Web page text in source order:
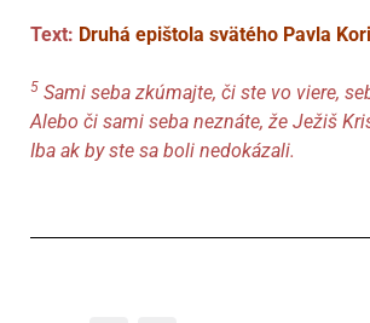
Text: Druhá epištola svätého Pavla
5 Sami seba zkúmajte, či ste vo viere,
Alebo či sami seba neznáte, že Ježiš
Iba ak by ste sa boli nedokázali.